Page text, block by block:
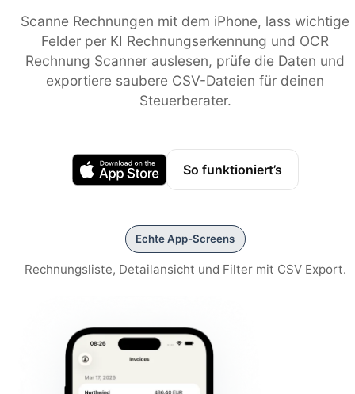
Scanne Rechnungen mit dem iPhone, lass wichtige
Felder per KI Rechnungserkennung und OCR
Rechnung Scanner auslesen, prüfe die Daten und
exportiere saubere CSV-Dateien für deinen
Steuerberater.
So funktioniert’s
Echte App-Screens
Rechnungsliste, Detailansicht und Filter mit CSV Export.